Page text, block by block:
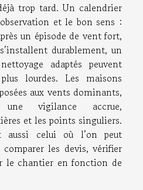
trop tard. Un calendrier
et le bon sens :
un épisode de vent fort,
durablement, un
adaptés peuvent
lourdes. Les maisons
aux vents dominants,
une vigilance accrue,
et les points singuliers.
aussi celui où l’on peut
les devis, vérifier
le chantier en fonction de